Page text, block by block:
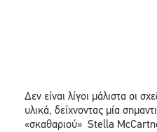
Δεν είναι λίγοι μάλιστα οι
υλικά, δείχνοντας μία
«σκαθαριού» Stella